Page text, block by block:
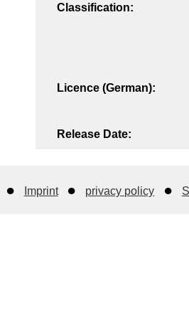
Classification:
Licence (German):
Release Date:
Imprint privacy policy